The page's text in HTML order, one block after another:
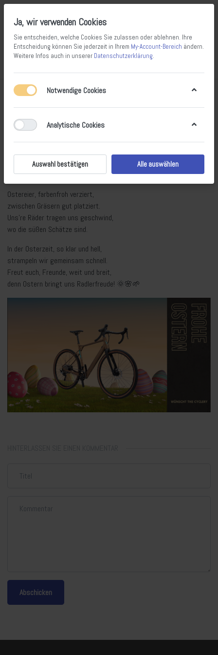
Sonntag, 9. April 2023
Frohe Ostern wünscht The Cyclery
🌼🐣🚴‍♀️ Frohe Ostern, lasst uns radeln,
Mit dem Fahrrad, bunt geschmückt,
finden wir, was uns entzückt.
Ostereier, farbenfroh verziert,
zwischen Gräsern gut platziert.
Uns're Räder tragen uns geschwind,
wo die süßen Schätze sind.
In der Osterzeit, so klar und hell,
strampeln wir gemeinsam schnell.
Freut euch, Freunde, weit und breit,
denn Ostern bringt uns Radlerfreude! 🌞🌸🌱
Abschicken
Ja, wir verwenden Cookies
Sie entscheiden, welche Cookies Sie zulassen oder ablehnen. Ihre
Entscheidung können Sie jederzeit in Ihrem My-Account-Bereich ändern.
Weitere Infos auch in unserer Datenschutzerklärung.
Notwendige Cookies
Analytische Cookies
Auswahl bestätigen Alle auswählen